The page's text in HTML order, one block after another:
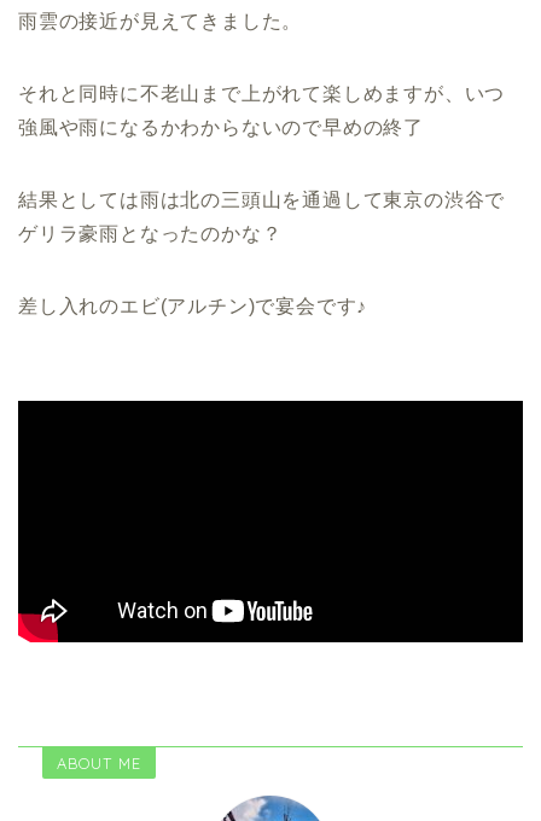
雨雲の接近が見えてきました。
それと同時に不老山まで上がれて楽しめますが、いつ
強風や雨になるかわからないので早めの終了
結果としては雨は北の三頭山を通過して東京の渋谷で
ゲリラ豪雨となったのかな？
差し入れのエビ(アルチン)で宴会です♪
ABOUT ME